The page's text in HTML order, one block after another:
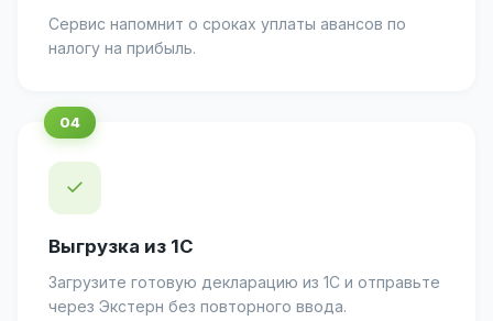
Сервис напомнит о сроках уплаты авансов по
налогу на прибыль.
✓
Выгрузка из 1С
Загрузите готовую декларацию из 1С и отправьте
через Экстерн без повторного ввода.